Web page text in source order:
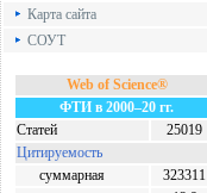
Карта сайта
СОУТ
Web of Science®
ФТИ в 2000–20 гг.
Статей
25019
Цитируемость
суммарная
323311